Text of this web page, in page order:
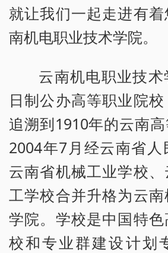
就让我们一起走进有
南机电职业技术学院。
云南机电职业技
日制公办高等职业院
追溯到1910年的云南高
2004年7月经云南省人
云南省机械工业学校
工学校合并升格为云
学院。学校是中国特
校和专业群建设计划